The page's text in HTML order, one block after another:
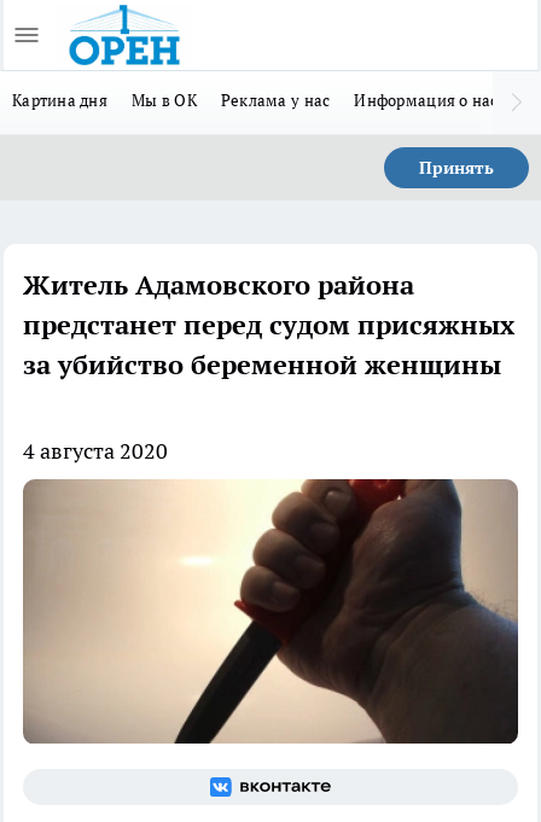
Картина дня Мы в ОК Реклама у нас Информация о нас
Принять
Житель Адамовского района
предстанет перед судом присяжных
за убийство беременной женщины
4 августа 2020